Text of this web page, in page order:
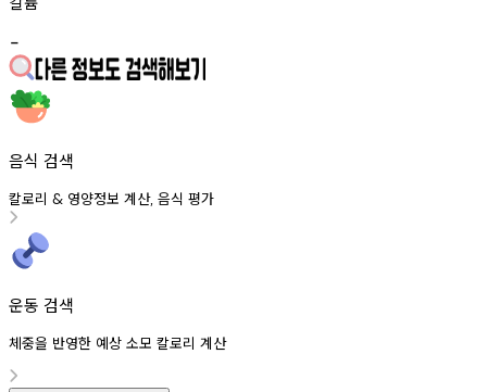
-
음식 검색
칼로리 & 영양정보 계산, 음식 평가
운동 검색
체중을 반영한 예상 소모 칼로리 계산